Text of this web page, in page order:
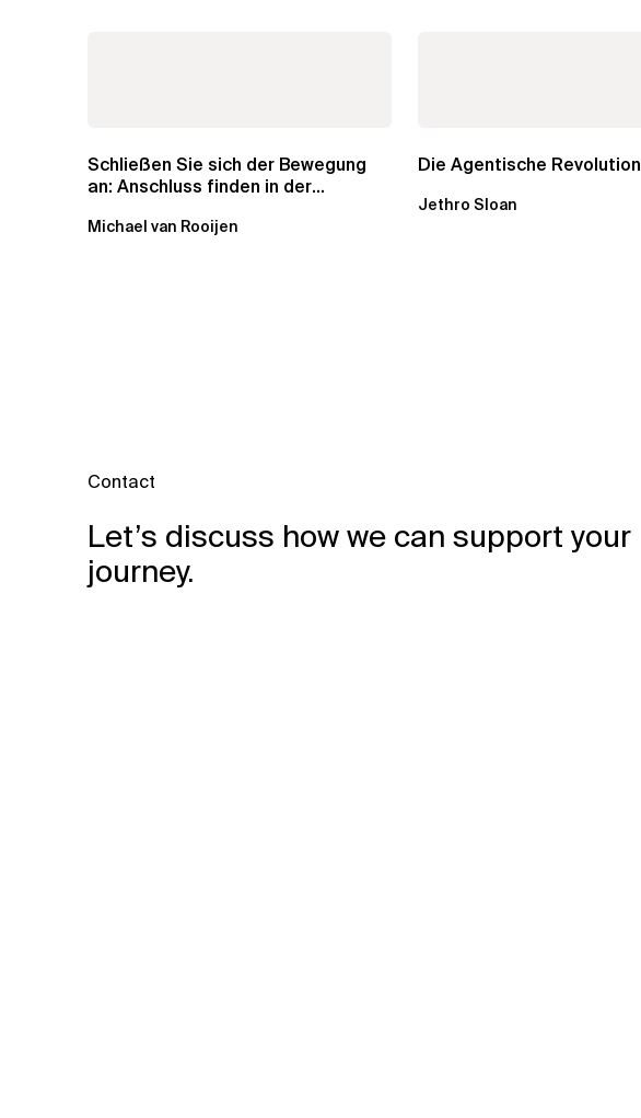
Schließen Sie sich der Bewegung
an: Anschluss finden in der
Michael van Rooijen
Die Agentische Revolution
Jethro Sloan
Contact
Let’s discuss how we can support your
journey.